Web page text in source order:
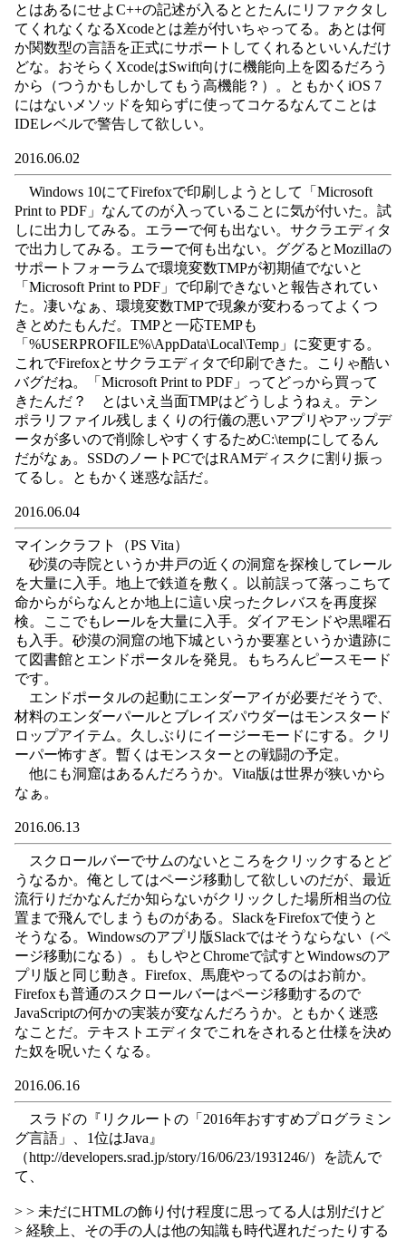
とはあるにせよC++の記述が入るととたんにリファクタし
てくれなくなるXcodeとは差が付いちゃってる。あとは何
か関数型の言語を正式にサポートしてくれるといいんだけ
どな。おそらくXcodeはSwift向けに機能向上を図るだろう
から（つうかもしかしてもう高機能？）。ともかくiOS 7
にはないメソッドを知らずに使ってコケるなんてことは
IDEレベルで警告して欲しい。
2016.06.02
Windows 10にてFirefoxで印刷しようとして「Microsoft
Print to PDF」なんてのが入っていることに気が付いた。試
しに出力してみる。エラーで何も出ない。サクラエディタ
で出力してみる。エラーで何も出ない。ググるとMozillaの
サポートフォーラムで環境変数TMPが初期値でないと
「Microsoft Print to PDF」で印刷できないと報告されてい
た。凄いなぁ、環境変数TMPで現象が変わるってよくつ
きとめたもんだ。TMPと一応TEMPも
「%USERPROFILE%\AppData\Local\Temp」に変更する。
これでFirefoxとサクラエディタで印刷できた。こりゃ酷い
バグだね。「Microsoft Print to PDF」ってどっから買って
きたんだ？ とはいえ当面TMPはどうしようねぇ。テン
ポラリファイル残しまくりの行儀の悪いアプリやアップデ
ータが多いので削除しやすくするためC:\tempにしてるん
だがなぁ。SSDのノートPCではRAMディスクに割り振っ
てるし。ともかく迷惑な話だ。
2016.06.04
マインクラフト（PS Vita）
砂漠の寺院というか井戸の近くの洞窟を探検してレール
を大量に入手。地上で鉄道を敷く。以前誤って落っこちて
命からがらなんとか地上に這い戻ったクレバスを再度探
検。ここでもレールを大量に入手。ダイアモンドや黒曜石
も入手。砂漠の洞窟の地下城というか要塞というか遺跡に
て図書館とエンドポータルを発見。もちろんピースモード
です。
エンドポータルの起動にエンダーアイが必要だそうで、
材料のエンダーパールとブレイズパウダーはモンスタード
ロップアイテム。久しぶりにイージーモードにする。クリ
ーパー怖すぎ。暫くはモンスターとの戦闘の予定。
他にも洞窟はあるんだろうか。Vita版は世界が狭いから
なぁ。
2016.06.13
スクロールバーでサムのないところをクリックするとど
うなるか。俺としてはページ移動して欲しいのだが、最近
流行りだかなんだか知らないがクリックした場所相当の位
置まで飛んでしまうものがある。SlackをFirefoxで使うと
そうなる。Windowsのアプリ版Slackではそうならない（ペ
ージ移動になる）。もしやとChromeで試すとWindowsのア
プリ版と同じ動き。Firefox、馬鹿やってるのはお前か。
Firefoxも普通のスクロールバーはページ移動するので
JavaScriptの何かの実装が変なんだろうか。ともかく迷惑
なことだ。テキストエディタでこれをされると仕様を決め
た奴を呪いたくなる。
2016.06.16
スラドの『リクルートの「2016年おすすめプログラミン
グ言語」、1位はJava』
（http://developers.srad.jp/story/16/06/23/1931246/）を読んで
て、
> > 未だにHTMLの飾り付け程度に思ってる人は別だけど
> 経験上、その手の人は他の知識も時代遅れだったりする